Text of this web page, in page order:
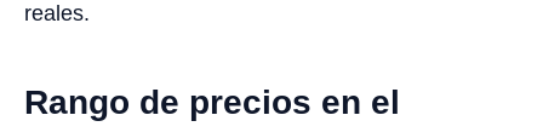
reales.
Rango de precios en el